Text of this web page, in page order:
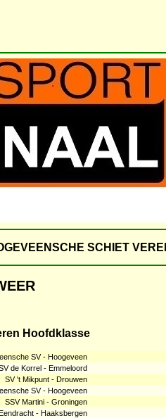
SCHIET
Hoofdklasse
SV - Hoogeveen
de Korrel - Emmeloord
SV 't Mikpunt - Drouwen
SV - Hoogeveen
SSV Martini - Groningen
- Haaksbergen